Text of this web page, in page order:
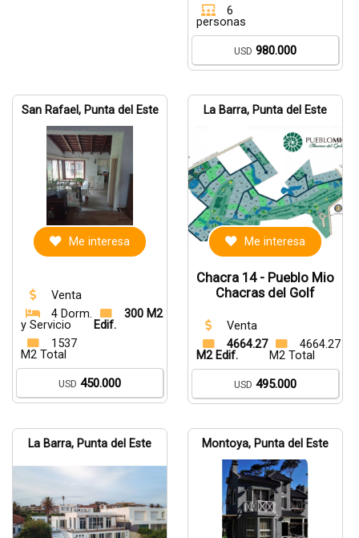
6
personas
USD 980.000
San Rafael, Punta del Este
Me interesa
Venta
4 Dorm.
y Servicio
300 M2
Edif.
1537
M2 Total
USD 450.000
La Barra, Punta del Este
Me interesa
Chacra 14 - Pueblo Mio
Chacras del Golf
Venta
4664.27
M2 Edif.
4664.27
M2 Total
USD 495.000
La Barra, Punta del Este Montoya, Punta del Este